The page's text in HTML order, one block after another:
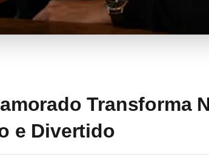
Transforma
e Divertido